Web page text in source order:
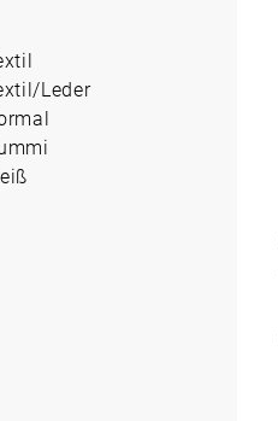
Leder